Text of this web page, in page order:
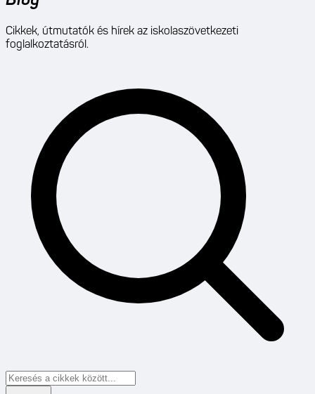
Cikkek, útmutatók és hírek az iskolaszövetkezeti
foglalkoztatásról.